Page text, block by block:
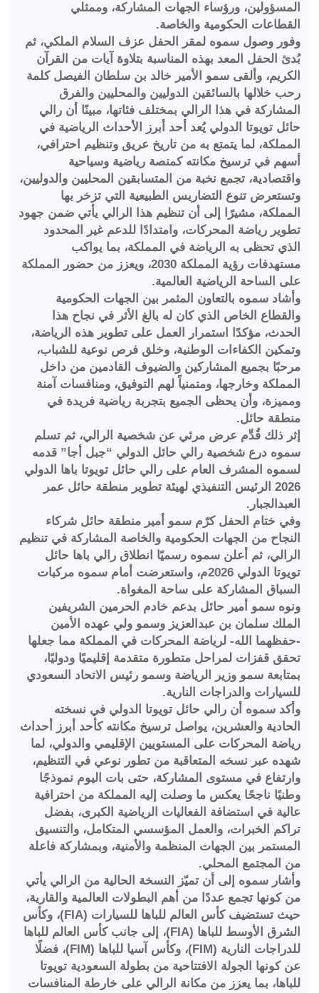
المسؤولين، ورؤساء الجهات المشاركة، وممثلي
القطاعات الحكومية والخاصة.
وفور وصول سموه لمقر الحفل عزف السلام الملكي، ثم
بُدئ الحفل المعد بهذه المناسبة بتلاوة آيات من القرآن
الكريم، وألقى سمو الأمير خالد بن سلطان الفيصل كلمة
رحب خلالها بالسائقين الدوليين والمحليين والفرق
المشاركة في هذا الرالي بمختلف فئاتها، مبينًا أن رالي
حائل تويوتا الدولي يُعد أحد أبرز الأحداث الرياضية في
المملكة، لما يتمتع به من تاريخ عريق وتنظيم احترافي،
أسهم في ترسيخ مكانته كمنصة رياضية وسياحية
واقتصادية، تجمع نخبة من المتسابقين المحليين والدوليين،
وتستعرض تنوع التضاريس الطبيعية التي تزخر بها
المملكة، مشيرًا إلى أن تنظيم هذا الرالي يأتي ضمن جهود
تطوير رياضة المحركات، وامتدادًا للدعم غير المحدود
الذي تحظى به الرياضة في المملكة، بما يواكب
مستهدفات رؤية المملكة 2030، ويعزز من حضور المملكة
على الساحة الرياضية العالمية.
وأشاد سموه بالتعاون المثمر بين الجهات الحكومية
والقطاع الخاص الذي كان له بالغ الأثر في نجاح هذا
الحدث، مؤكدًا استمرار العمل على تطوير هذه الرياضة،
وتمكين الكفاءات الوطنية، وخلق فرص نوعية للشباب،
مرحبًا بجميع المشاركين والضيوف القادمين من داخل
المملكة وخارجها، ومتمنياً لهم التوفيق، ومنافسات آمنة
ومميزة، وأن يحظى الجميع بتجربة رياضية فريدة في
منطقة حائل.
إثر ذلك قُدِّم عرض مرئي عن شخصية الرالي، ثم تسلم
سموه درع شخصية رالي حائل الدولي “جبل أجا” قدمه
لسموه المشرف العام على رالي حائل تويوتا باها الدولي
2026 الرئيس التنفيذي لهيئة تطوير منطقة حائل عمر
العبدالجبار.
وفي ختام الحفل كرّم سمو أمير منطقة حائل شركاء
النجاح من الجهات الحكومية والخاصة المشاركة في تنظيم
الرالي، ثم أعلن سموه رسميًا انطلاق رالي باها حائل
تويوتا الدولي 2026م، واستعرضت أمام سموه مركبات
السباق المشاركة على ساحة المغواة.
ونوه سمو أمير حائل بدعم خادم الحرمين الشريفين
الملك سلمان بن عبدالعزيز وسمو ولي عهده الأمين
-حفظهما الله- لرياضة المحركات في المملكة مما جعلها
تحقق قفزات لمراحل متطورة متقدمة إقليميًا ودوليًا،
بمتابعة سمو وزير الرياضة وسمو رئيس الاتحاد السعودي
للسيارات والدراجات النارية.
وأكد سموه أن رالي حائل تويوتا الدولي في نسخته
الحادية والعشرين، يواصل ترسيخ مكانته كأحد أبرز أحداث
رياضة المحركات على المستويين الإقليمي والدولي، لما
شهده عبر نسخه المتعاقبة من تطور نوعي في التنظيم،
وارتفاع في مستوى المشاركة، حتى بات اليوم نموذجًا
وطنيًا ناجحًا يعكس ما وصلت إليه المملكة من احترافية
عالية في استضافة الفعاليات الرياضية الكبرى، بفضل
تراكم الخبرات، والعمل المؤسسي المتكامل، والتنسيق
المستمر بين الجهات المنظمة والأمنية، وبمشاركة فاعلة
من المجتمع المحلي.
وأشار سموه إلى أن تميّز النسخة الحالية من الرالي يأتي
من كونها تجمع عددًا من أهم البطولات العالمية والقارية،
حيث تستضيف كأس العالم للباها للسيارات (FIA)، وكأس
الشرق الأوسط للباها (FIA)، إلى جانب كأس العالم للباها
للدراجات النارية (FIM)، وكأس آسيا للباها (FIM)، فضلًا
عن كونها الجولة الافتتاحية من بطولة السعودية تويوتا
للباها، بما يعزز من مكانة الرالي على خارطة المنافسات